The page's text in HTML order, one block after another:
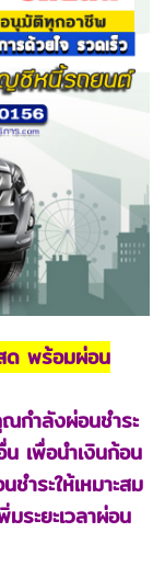
ด พร้อมผ่อน
กำลังผ่อนชำระ
เพื่อนำเงินก้อน
ำระให้เหมาะสม
ระยะเวลาผ่อน